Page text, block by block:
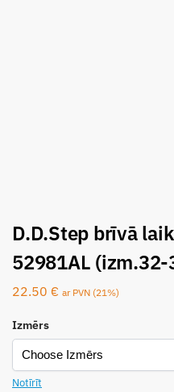
D.D.Step brīvā
52981AL (izm.32-
22.50 € ar PVN (21%)
Izmērs
Notīrīt